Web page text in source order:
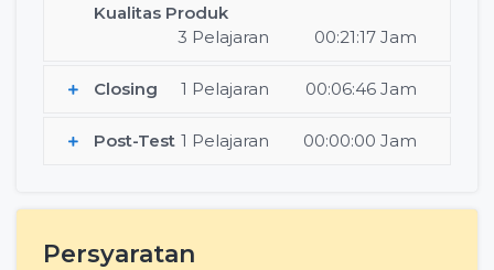
Kualitas Produk
3 Pelajaran
00:21:17 Jam
Closing 1 Pelajaran 00:06:46 Jam
Post-Test 1 Pelajaran 00:00:00 Jam
Persyaratan